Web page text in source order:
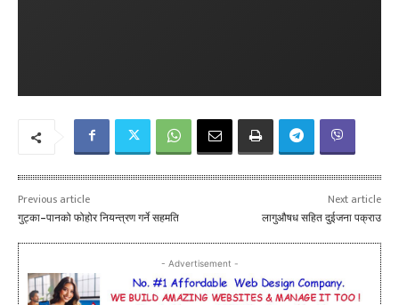
Previous article
गुट्का–पानको फोहोर नियन्त्रण गर्ने सहमति
Next article
लागुऔषध सहित दुईजना पक्राउ
- Advertisement -